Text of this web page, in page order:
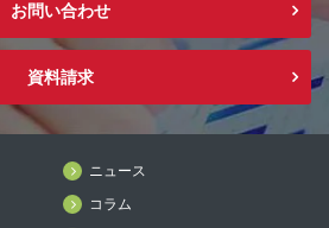
お問い合わせ
資料請求
ニュース
コラム